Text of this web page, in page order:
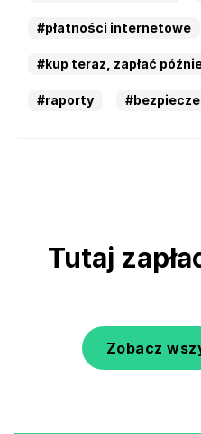
#płatności internetowe
#kup teraz, zapłać
#raporty
Tutaj
Zobacz